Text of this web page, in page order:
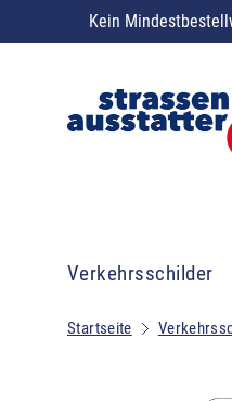
Kein
Verkehrsschilder
Startseite